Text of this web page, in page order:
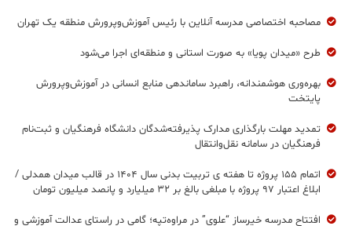
مصاحبه اختصاصی مدرسه آنلاین با رئیس آموزش‌وپرورش منطقه یک تهران
طرح «میدان پویا» به صورت استانی و منطقه‌ای اجرا می‌شود
بهره‌وری هوشمندانه، راهبرد ساماندهی منابع انسانی در آموزش‌وپرورش
پایتخت
تمدید مهلت بارگذاری مدارک پذیرفته‌شدگان دانشگاه فرهنگیان و ثبت‌نام
فرهنگیان در سامانه نقل‌وانتقال
اتمام ۱۵۵ پروژه تا هفته ی تربیت بدنی سال ۱۴۰۴ در قالب میدان همدلی /
ابلاغ اعتبار ۹۷ پروژه با مبلغی بالغ بر ۳۲ میلیارد و پانصد میلیون تومان
افتتاح مدرسه خیرساز “علوی” در مراوه‌تپه؛ گامی در راستای عدالت آموزشی و